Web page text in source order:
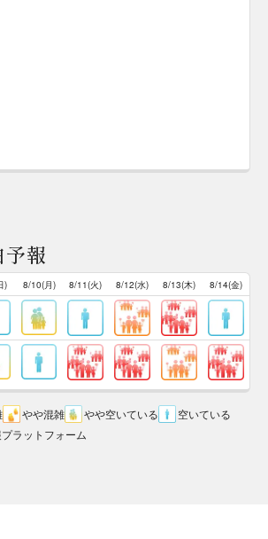
報
) 8/10(月) 8/11(火) 8/12(水) 8/13(木) 8/14(金)
やや混雑 やや空いている
空いている
ラットフォーム